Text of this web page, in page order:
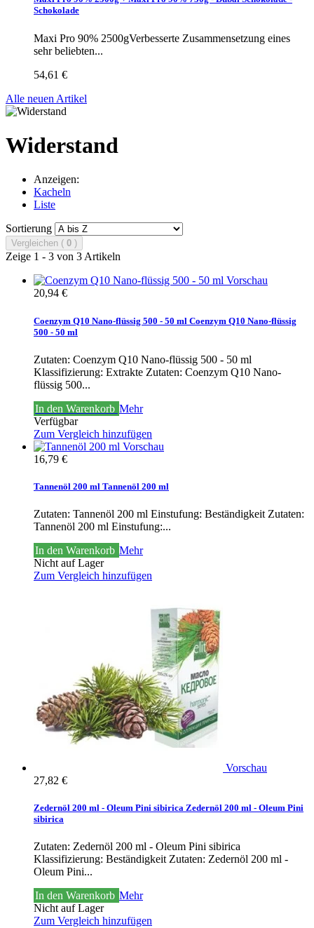
Schokolade
Maxi Pro 90% 2500gVerbesserte Zusammensetzung eines
sehr beliebten...
54,61 €
Alle neuen Artikel
Widerstand
Anzeigen:
Kacheln
Liste
Sortierung
Vergleichen ( 0 )
Zeige 1 - 3 von 3 Artikeln
Vorschau
20,94 €
Coenzym Q10 Nano-flüssig 500 - 50 ml Coenzym Q10 Nano-flüssig
500 - 50 ml
Zutaten: Coenzym Q10 Nano-flüssig 500 - 50 ml
Klassifizierung: Extrakte Zutaten: Coenzym Q10 Nano-
flüssig 500...
In den Warenkorb Mehr
Verfügbar
Zum Vergleich hinzufügen
Vorschau
16,79 €
Tannenöl 200 ml Tannenöl 200 ml
Zutaten: Tannenöl 200 ml Einstufung: Beständigkeit Zutaten:
Tannenöl 200 ml Einstufung:...
In den Warenkorb Mehr
Nicht auf Lager
Zum Vergleich hinzufügen
Vorschau
27,82 €
Zedernöl 200 ml - Oleum Pini sibirica Zedernöl 200 ml - Oleum Pini
sibirica
Zutaten: Zedernöl 200 ml - Oleum Pini sibirica
Klassifizierung: Beständigkeit Zutaten: Zedernöl 200 ml -
Oleum Pini...
In den Warenkorb Mehr
Nicht auf Lager
Zum Vergleich hinzufügen